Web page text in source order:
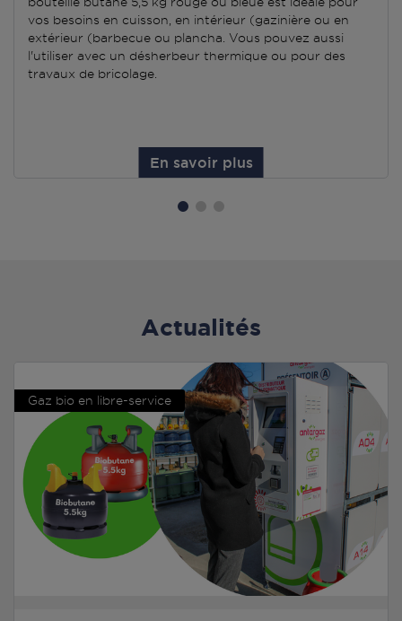
vos besoins en cuisson, en intérieur (gazinière ou en
extérieur (barbecue ou plancha. Vous pouvez aussi
l'utiliser avec un désherbeur thermique ou pour des
travaux de bricolage.
En savoir plus
Actualités
Gaz bio en libre-service